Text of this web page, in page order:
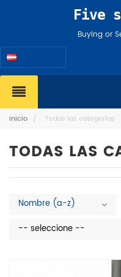
Five
Buying or
Inicio / Todas las categorías
TODAS LAS
Nombre (a-z)
-- seleccione --